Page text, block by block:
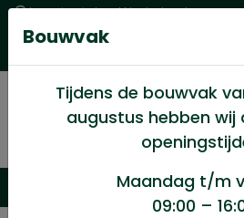
Levering in heel Nederland
Goede kwaliteitsproducten met een
Bouwvak
Tijdens de bouwvak
augustus hebben wij
Maandag t/m
09:00 –